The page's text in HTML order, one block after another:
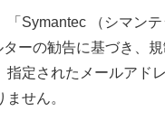
Symantec （シマンテ
ーの勧告に基づき、
指定されたメールアド
せん。